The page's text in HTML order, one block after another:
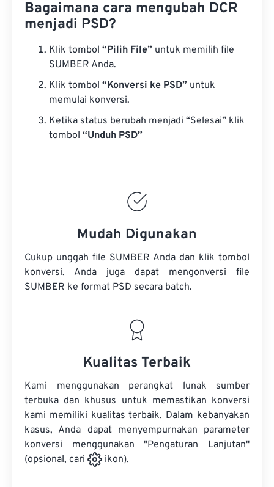
Bagaimana cara mengubah DCR
menjadi PSD?
Klik tombol “Pilih File” untuk memilih file
SUMBER Anda.
Klik tombol “Konversi ke PSD” untuk
memulai konversi.
Ketika status berubah menjadi “Selesai” klik
tombol “Unduh PSD”
Mudah Digunakan
Cukup unggah file SUMBER Anda dan klik tombol
konversi. Anda juga dapat mengonversi file
SUMBER ke format PSD secara batch.
Kualitas Terbaik
Kami menggunakan perangkat lunak sumber
terbuka dan khusus untuk memastikan konversi
kami memiliki kualitas terbaik. Dalam kebanyakan
kasus, Anda dapat menyempurnakan parameter
konversi menggunakan "Pengaturan Lanjutan"
(opsional, cari
ikon).